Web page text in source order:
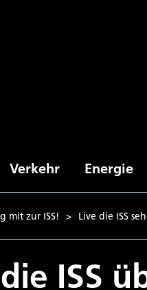
Verkehr Energie
mit zur ISS! > Live die ISS
ISS